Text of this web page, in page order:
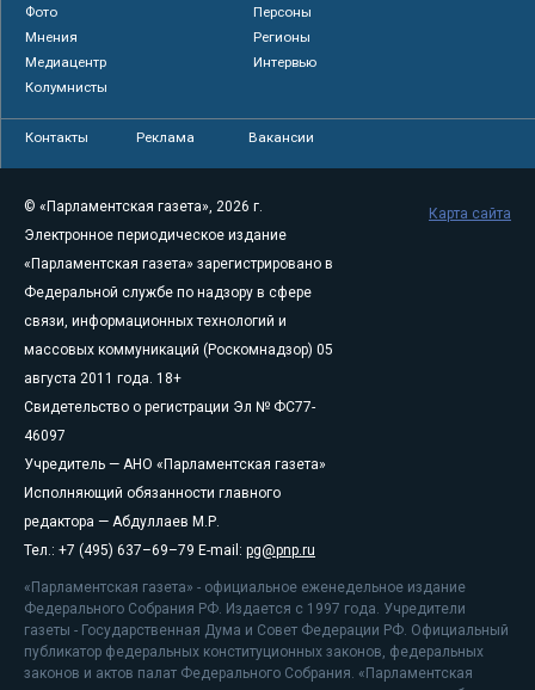
Фото
Персоны
Мнения
Регионы
Медиацентр
Интервью
Колумнисты
Контакты Реклама Вакансии
© «Парламентская газета», 2026 г.
Электронное периодическое издание
«Парламентская газета» зарегистрировано в
Федеральной службе по надзору в сфере
связи, информационных технологий и
массовых коммуникаций (Роскомнадзор) 05
августа 2011 года. 18+
Свидетельство о регистрации Эл № ФС77-
46097
Учредитель — АНО «Парламентская газета»
Исполняющий обязанности главного
редактора — Абдуллаев М.Р.
Тел.: +7 (495) 637–69–79 E-mail: pg@pnp.ru
«Парламентская газета» - официальное еженедельное издание
Федерального Собрания РФ. Издается с 1997 года. Учредители
газеты - Государственная Дума и Совет Федерации РФ. Официальный
публикатор федеральных конституционных законов, федеральных
законов и актов палат Федерального Собрания. «Парламентская
Карта сайта